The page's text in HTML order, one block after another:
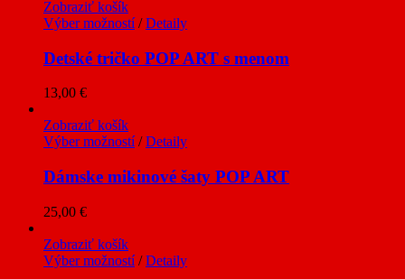
Zobraziť košík
Výber možností/ Detaily
Detské tričko POP ART s menom
13,00 €
Zobraziť košík
Výber možností/ Detaily
Dámske mikinové šaty POP ART
25,00 €
Zobraziť košík
Výber možností/ Detaily